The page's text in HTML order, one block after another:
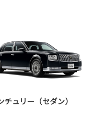
チュリー（セダン）